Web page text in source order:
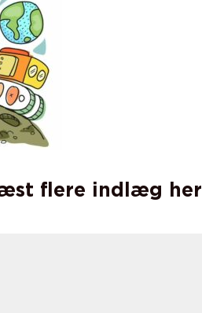
flere indlæg her